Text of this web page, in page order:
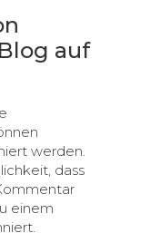
auf
werden.
dass
einem